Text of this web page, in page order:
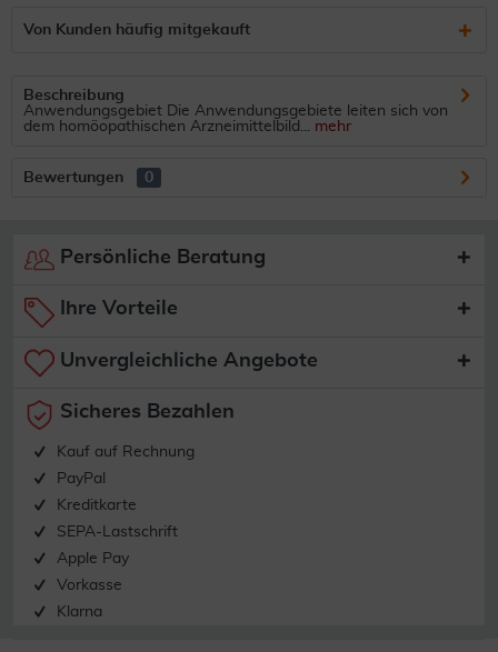
Von Kunden häufig mitgekauft
Beschreibung
Anwendungsgebiet Die Anwendungsgebiete leiten sich von
dem homöopathischen Arzneimittelbild... mehr
Bewertungen 0
Persönliche Beratung
Ihre Vorteile
Unvergleichliche Angebote
Sicheres Bezahlen
Kauf auf Rechnung
PayPal
Kreditkarte
SEPA-Lastschrift
Apple Pay
Vorkasse
Klarna